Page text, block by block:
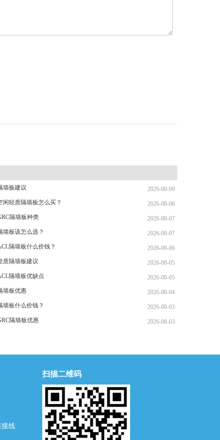
2026-08-09
墙板建议
2026-08-08
闲轻质隔墙板怎么买？
2026-08-07
隔墙板种类
2026-08-07
墙板该怎么选？
2026-08-06
隔墙板什么价钱？
2026-08-05
质隔墙板建议
2026-08-05
隔墙板优缺点
2026-08-04
墙板优惠
2026-08-03
墙板什么价钱？
2026-08-03
隔墙板优惠
接线
扫描二维码